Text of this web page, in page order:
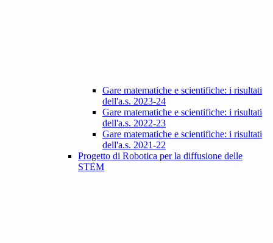
Gare matematiche e scientifiche: i risultati
dell'a.s. 2023-24
Gare matematiche e scientifiche: i risultati
dell'a.s. 2022-23
Gare matematiche e scientifiche: i risultati
dell'a.s. 2021-22
Progetto di Robotica per la diffusione delle
STEM